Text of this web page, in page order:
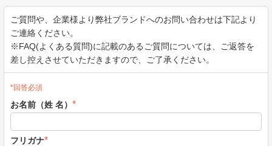
ご質問や、企業様より弊社ブランドへのお問い合わせは下記より
ご連絡ください。
※FAQ(よくある質問)に記載のあるご質問については、ご返答を
差し控えさせていただきますので、ご了承ください。
*回答必須
お名前（姓 名） *
フリガナ*